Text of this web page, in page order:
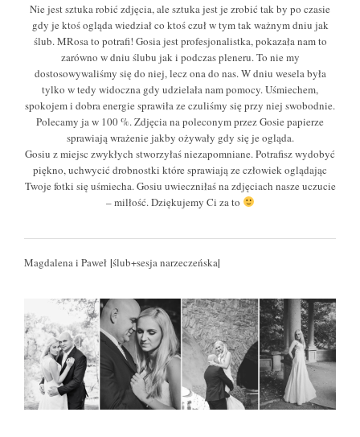
Nie jest sztuka robić zdjęcia, ale sztuka jest je zrobić tak by po czasie
gdy je ktoś ogląda wiedział co ktoś czuł w tym tak ważnym dniu jak
ślub. MRosa to potrafi! Gosia jest profesjonalistka, pokazała nam to
zarówno w dniu ślubu jak i podczas pleneru. To nie my
dostosowywaliśmy się do niej, lecz ona do nas. W dniu wesela była
tylko w tedy widoczna gdy udzielała nam pomocy. Uśmiechem,
spokojem i dobra energie sprawiła ze czuliśmy się przy niej swobodnie.
Polecamy ja w 100 %. Zdjęcia na poleconym przez Gosie papierze
sprawiają wrażenie jakby ożywały gdy się je ogląda.
Gosiu z miejsc zwykłych stworzyłaś niezapomniane. Potrafisz wydobyć
piękno, uchwycić drobnostki które sprawiają ze człowiek oglądając
Twoje fotki się uśmiecha. Gosiu uwieczniłaś na zdjęciach nasze uczucie
– milłość. Dziękujemy Ci za to
Magdalena i Paweł |ślub+sesja narzeczeńska|